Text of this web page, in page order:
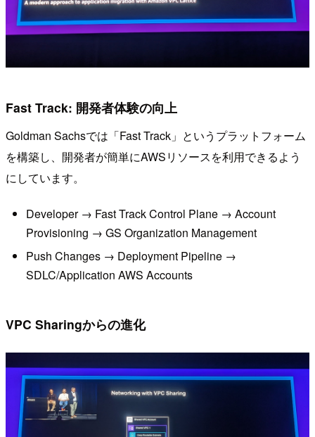
Fast Track: 開発者体験の向上
Goldman Sachsでは「Fast Track」というプラットフォーム
を構築し、開発者が簡単にAWSリソースを利用できるよう
にしています。
Developer → Fast Track Control Plane → Account
Provisioning → GS Organization Management
Push Changes → Deployment Pipeline →
SDLC/Application AWS Accounts
VPC Sharingからの進化